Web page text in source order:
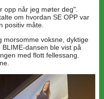
opp når jeg møter deg".
om hvordan SE OPP var
positiv måte.
morsomme voksne, dyktige
dansen ble vist på
med flott fellessang.